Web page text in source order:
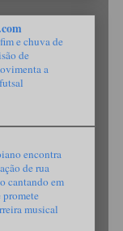
e chuva de
de
a
encontra
de rua
cantando em
promete
musical